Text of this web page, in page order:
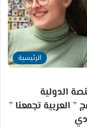
الرئيسية
الدولية
العربية تجمعنا ”